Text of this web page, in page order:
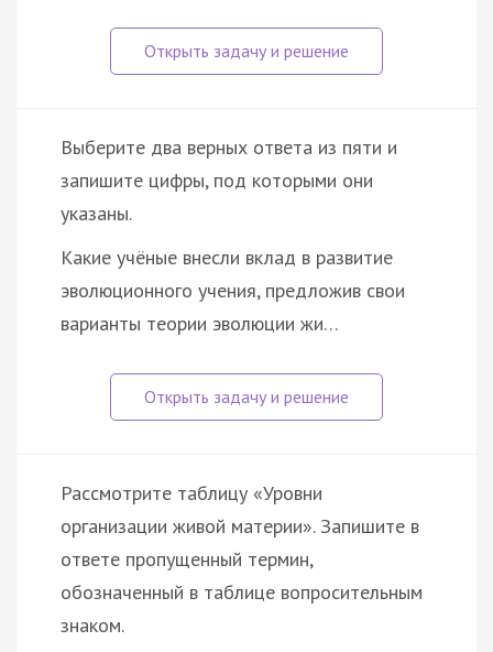
Выберите два верных ответа из пяти и
запишите цифры, под которыми они
указаны.
Какие учёные внесли вклад в развитие
эволюционного учения, предложив свои
варианты теории эволюции жи…
Рассмотрите таблицу «Уровни
организации живой материи». Запишите в
ответе пропущенный термин,
обозначенный в таблице вопросительным
знаком.